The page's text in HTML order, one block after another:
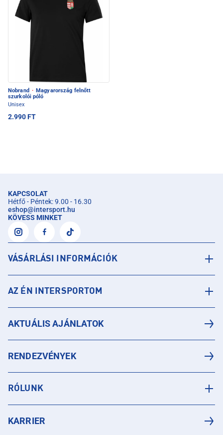
Nobrand · Magyarország felnőtt
szurkolói póló
Unisex
2.990 FT
KAPCSOLAT
Hétfő - Péntek: 9.00 - 16.30
eshop@intersport.hu
KÖVESS MINKET
VÁSÁRLÁSI INFORMÁCIÓK
AZ ÉN INTERSPORTOM
AKTUÁLIS AJÁNLATOK
RENDEZVÉNYEK
RÓLUNK
KARRIER